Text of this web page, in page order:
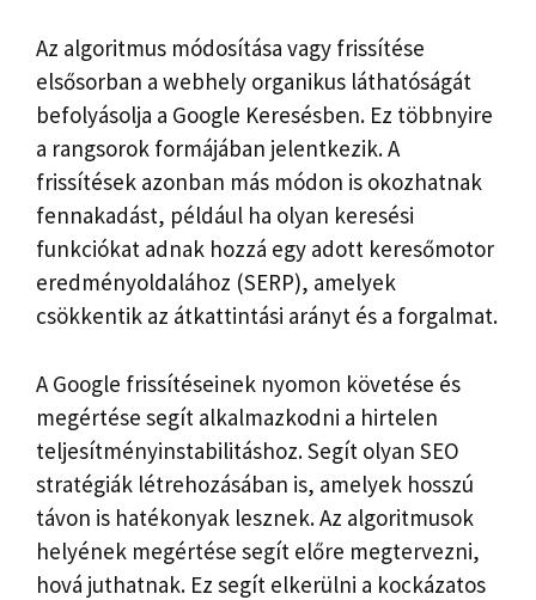
Az algoritmus módosítása vagy frissítése
elsősorban a webhely organikus láthatóságát
befolyásolja a Google Keresésben. Ez többnyire
a rangsorok formájában jelentkezik. A
frissítések azonban más módon is okozhatnak
fennakadást, például ha olyan keresési
funkciókat adnak hozzá egy adott keresőmotor
eredményoldalához (SERP), amelyek
csökkentik az átkattintási arányt és a forgalmat.
A Google frissítéseinek nyomon követése és
megértése segít alkalmazkodni a hirtelen
teljesítményinstabilitáshoz. Segít olyan SEO
stratégiák létrehozásában is, amelyek hosszú
távon is hatékonyak lesznek. Az algoritmusok
helyének megértése segít előre megtervezni,
hová juthatnak. Ez segít elkerülni a kockázatos